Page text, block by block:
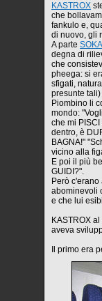
KASTROX
che
fankulo e,
di nuovo, gli
A parte SOKA
degna di
che
pheega: si
sfigati,
presunte
Piombino li
mondo:
che mi
dentro, è
BAGNA!"
vicino alla
E poi il più
GUIDI?".
Però
abominevoli
e che lui
KASTROX
aveva
Il primo era